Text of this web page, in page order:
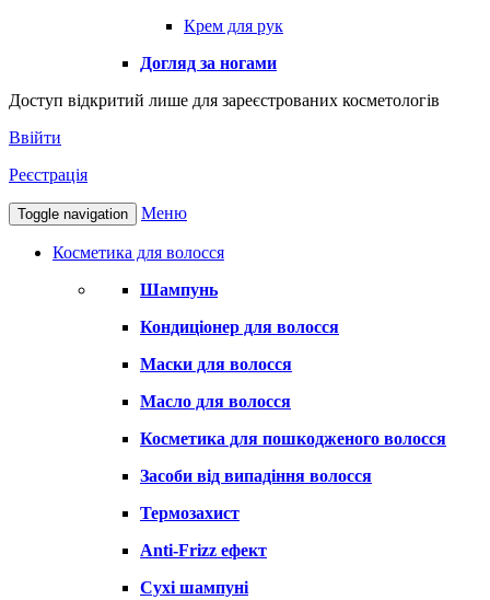
Крем для рук
Догляд за ногами
Доступ відкритий лише для зареєстрованих косметологів
Ввійти
Реєстрація
Toggle navigation Меню
Косметика для волосся
Шампунь
Кондиціонер для волосся
Маски для волосся
Масло для волосся
Косметика для пошкодженого волосся
Засоби від випадіння волосся
Термозахист
Anti-Frizz ефект
Сухі шампуні